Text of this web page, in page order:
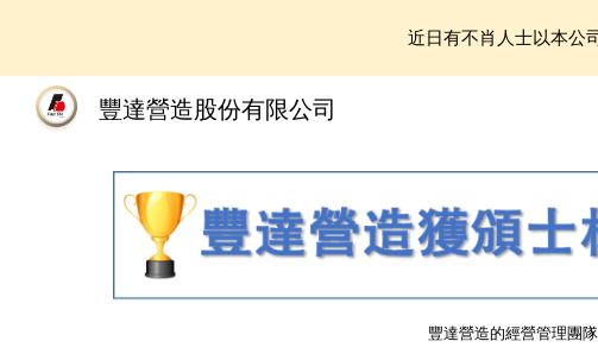
Skip to
近日有不肖人士以本公
豐達營造股份有限公司
豐達營造的經營管理團